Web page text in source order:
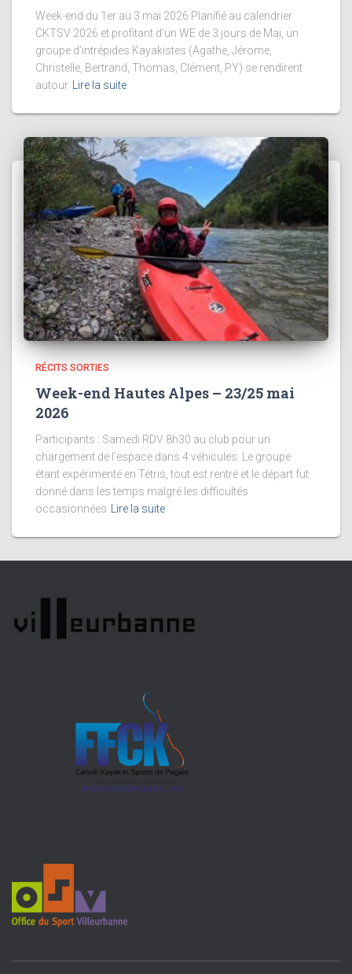
Week-end du 1er au 3 mai 2026 Planifié au calendrier
CKTSV 2026 et profitant d’un WE de 3 jours de Mai, un
groupe d’intrépides Kayakistes (Agathe, Jérome,
Christelle, Bertrand, Thomas, Clément, PY) se rendirent
autour Lire la suite
RÉCITS SORTIES
Week-end Hautes Alpes – 23/25 mai
2026
Participants : Samedi RDV 8h30 au club pour un
chargement de l’espace dans 4 véhicules. Le groupe
étant expérimenté en Tétris, tout est rentré et le départ fut
donné dans les temps malgré les difficultés
occasionnées
Lire la suite